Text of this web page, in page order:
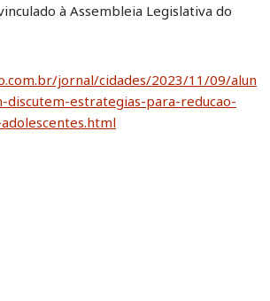
à Assembleia Legislativa do
jornal/cidades/2023/11/09/alun
estrategias-para-reducao-